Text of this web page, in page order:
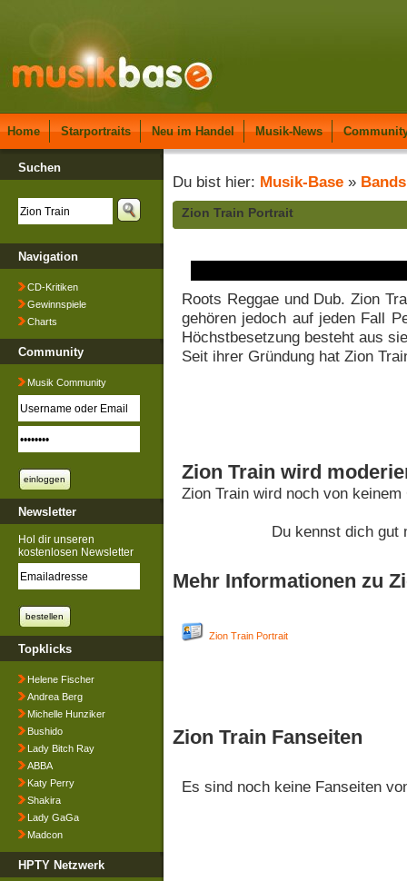
Home Starportraits Neu im Handel Musik-News
Suchen
Navigation
CD-Kritiken
Gewinnspiele
Charts
Community
Musik Community
Newsletter
Hol dir unseren
kostenlosen Newsletter
Topklicks
Helene Fischer
Andrea Berg
Michelle Hunziker
Bushido
Lady Bitch Ray
ABBA
Katy Perry
Shakira
Lady GaGa
Madcon
HPTY Netzwerk
Du bist hier: Musik-Base » Bands
Zion Train Portrait
Roots Reggae und Dub. Zion
gehören jedoch auf jeden Fall
Höchstbesetzung besteht aus
Seit ihrer Gründung hat Zion
Zion Train wird
Zion Train wird noch von
Du kennst dich gut
Mehr Informationen zu
Zion Train Portrait
Zion Train Fanseiten
Es sind noch keine Fanseiten